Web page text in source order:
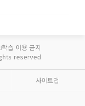
습 이용 금지
reserved
사이트맵